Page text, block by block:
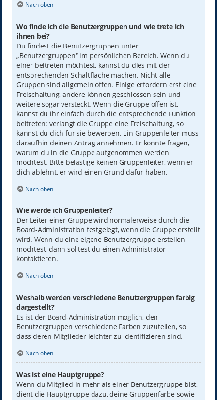
Nach oben
Wo finde ich die Benutzergruppen und wie trete ich
ihnen bei?
Du findest die Benutzergruppen unter
„Benutzergruppen“ im persönlichen Bereich. Wenn du
einer beitreten möchtest, kannst du dies mit der
entsprechenden Schaltfläche machen. Nicht alle
Gruppen sind allgemein offen. Einige erfordern erst eine
Freischaltung, andere können geschlossen sein und
weitere sogar versteckt. Wenn die Gruppe offen ist,
kannst du ihr einfach durch die entsprechende Funktion
beitreten; verlangt die Gruppe eine Freischaltung, so
kannst du dich für sie bewerben. Ein Gruppenleiter muss
daraufhin deinen Antrag annehmen. Er könnte fragen,
warum du in die Gruppe aufgenommen werden
möchtest. Bitte belästige keinen Gruppenleiter, wenn er
dich ablehnt, er wird einen Grund dafür haben.
Nach oben
Wie werde ich Gruppenleiter?
Der Leiter einer Gruppe wird normalerweise durch die
Board-Administration festgelegt, wenn die Gruppe erstellt
wird. Wenn du eine eigene Benutzergruppe erstellen
möchtest, dann solltest du einen Administrator
kontaktieren.
Nach oben
Weshalb werden verschiedene Benutzergruppen farbig
dargestellt?
Es ist der Board-Administration möglich, den
Benutzergruppen verschiedene Farben zuzuteilen, so
dass deren Mitglieder leichter zu identifizieren sind.
Nach oben
Was ist eine Hauptgruppe?
Wenn du Mitglied in mehr als einer Benutzergruppe bist,
dient die Hauptgruppe dazu, deine Gruppenfarbe sowie